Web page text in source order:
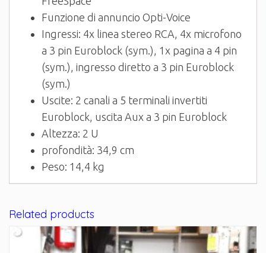
Funzione di annuncio Opti-Voice
Ingressi: 4x linea stereo RCA, 4x microfono
a 3 pin Euroblock (sym.), 1x pagina a 4 pin
(sym.), ingresso diretto a 3 pin Euroblock
(sym.)
Uscite: 2 canali a 5 terminali invertiti
Euroblock, uscita Aux a 3 pin Euroblock
Altezza: 2 U
profondità: 34,9 cm
Peso: 14,4 kg
Related products